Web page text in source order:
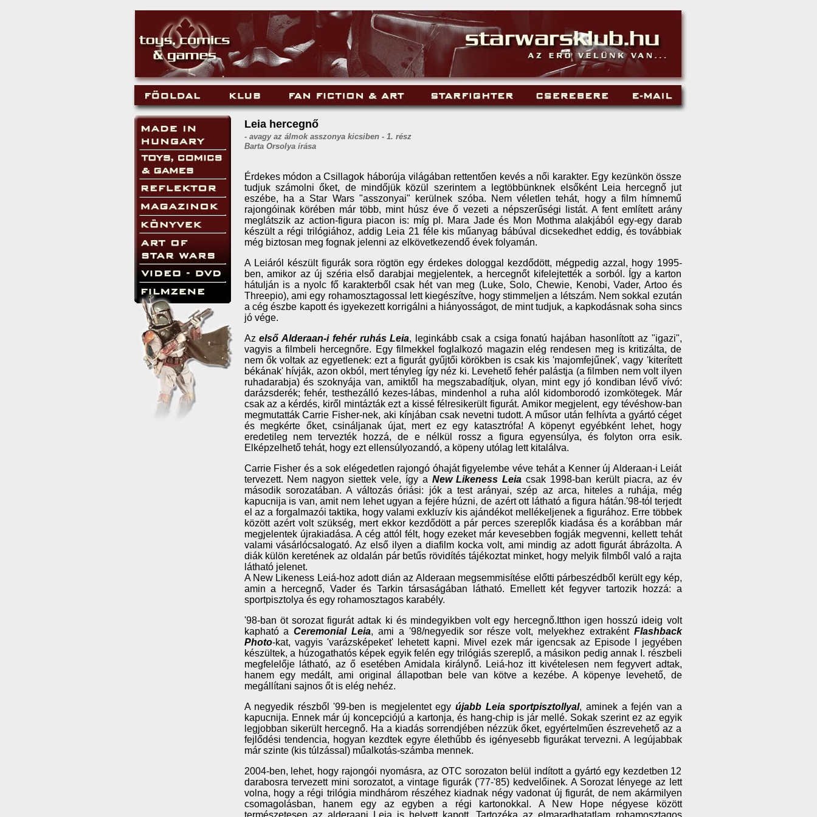
Leia hercegnő
- avagy az álmok asszonya kicsiben- 1. rész
Barta Orsolya írása
Érdekes módon a Csillagok háborúja világában rettentően kevés a női karakter. Egy kezünkön össze
tudjuk számolni őket, de mindőjük közül szerintem a legtöbbünknek elsőként Leia hercegnő jut
eszébe, ha a Star Wars "asszonyai" kerülnek szóba. Nem véletlen tehát, hogy a film hímnemű
rajongóinak körében már több, mint húsz éve ő vezeti a népszerűségi listát. A fent említett arány
meglátszik az action-figura piacon is: míg pl. Mara Jade és Mon Mothma alakjából egy-egy darab
készült a régi trilógiához, addig Leia 21 féle kis műanyag bábúval dicsekedhet eddig, és továbbiak
még biztosan meg fognak jelenni az elkövetkezendő évek folyamán.
A Leiáról készült figurák sora rögtön egy érdekes dologgal kezdődött, mégpedig azzal, hogy 1995-
ben, amikor az új széria első darabjai megjelentek, a hercegnőt kifelejtették a sorból. Így a karton
hátulján is a nyolc fő karakterből csak hét van meg (Luke, Solo, Chewie, Kenobi, Vader, Artoo és
Threepio), ami egy rohamosztagossal lett kiegészítve, hogy stimmeljen a létszám. Nem sokkal ezután
a cég észbe kapott és igyekezett korrigálni a hiányosságot, de mint tudjuk, a kapkodásnak soha sincs
jó vége.
Azelső Alderaan-i fehér ruhás Leia, leginkább csak a csiga fonatú hajában hasonlított az "igazi",
vagyis a filmbeli hercegnőre. Egy filmekkel foglalkozó magazin elég rendesen meg is kritizálta, de
nem ők voltak az egyetlenek: ezt a figurát gyűjtői körökben is csak kis 'majomfejűnek', vagy 'kiterített
békának' hívják, azon okból, mert tényleg így néz ki. Levehető fehér palástja (a filmben nem volt ilyen
ruhadarabja) és szoknyája van, amiktől ha megszabadítjuk, olyan, mint egy jó kondiban lévő vívó:
darázsderék; fehér, testhezálló kezes-lábas, mindenhol a ruha alól kidomborodó izomkötegek. Már
csak az a kérdés, kiről mintázták ezt a kissé félresikerült figurát. Amikor megjelent, egy tévéshow-ban
megmutatták Carrie Fisher-nek, aki kínjában csak nevetni tudott. A műsor után felhívta a gyártó céget
és megkérte őket, csináljanak újat, mert ez egy katasztrófa! A köpenyt egyébként lehet, hogy
eredetileg nem tervezték hozzá, de e nélkül rossz a figura egyensúlya, és folyton orra esik.
Elképzelhető tehát, hogy ezt ellensúlyozandó, a köpeny utólag lett kitalálva.
Carrie Fisher és a sok elégedetlen rajongó óhaját figyelembe véve tehát a Kenner új Alderaan-i Leiát
tervezett. Nem nagyon siettek vele, így a New Likeness Leia csak 1998-ban került piacra, az év
második sorozatában. A változás óriási: jók a test arányai, szép az arca, hiteles a ruhája, még
kapucnija is van, amit nem lehet ugyan a fejére húzni, de azért ott látható a figura hátán.'98-tól terjedt
el az a forgalmazói taktika, hogy valami exkluzív kis ajándékot mellékeljenek a figurához. Erre többek
között azért volt szükség, mert ekkor kezdődött a pár perces szereplők kiadása és a korábban már
megjelentek újrakiadása. A cég attól félt, hogy ezeket már kevesebben fogják megvenni, kellett tehát
valami vásárlócsalogató. Az első ilyen a diafilm kocka volt, ami mindig az adott figurát ábrázolta. A
diák külön keretének az oldalán pár betűs rövidítés tájékoztat minket, hogy melyik filmből való a rajta
látható jelenet.
A New Likeness Leiá-hoz adott dián az Alderaan megsemmisítése előtti párbeszédből került egy kép,
amin a hercegnő, Vader és Tarkin társaságában látható. Emellett két fegyver tartozik hozzá: a
sportpisztolya és egy rohamosztagos karabély.
'98-ban öt sorozat figurát adtak ki és mindegyikben volt egy hercegnő.Itthon igen hosszú ideig volt
kapható aCeremonial Leia, ami a '98/negyedik sor része volt, melyekhez extraként Flashback
Photo-kat, vagyis 'varázsképeket' lehetett kapni. Mivel ezek már igencsak az Episode I jegyében
készültek, a húzogathatós képek egyik felén egy trilógiás szereplő, a másikon pedig annak I. részbeli
megfelelője látható, az ő esetében Amidala királynő. Leiá-hoz itt kivételesen nem fegyvert adtak,
hanem egy medált, ami original állapotban bele van kötve a kezébe. A köpenye levehető, de
megállítani sajnos őt is elég nehéz.
A negyedik részből '99-ben is megjelentet egy újabb Leia sportpisztollyal, aminek a fején van a
kapucnija. Ennek már új koncepciójú a kartonja, és hang-chip is jár mellé. Sokak szerint ez az egyik
legjobban sikerült hercegnő. Ha a kiadás sorrendjében nézzük őket, egyértelműen észrevehető az a
fejlődési tendencia, hogyan kezdtek egyre élethűbb és igényesebb figurákat tervezni. A legújabbak
már szinte (kis túlzással) műalkotás-számba mennek.
2004-ben, lehet, hogy rajongói nyomásra, az OTC sorozaton belül indított a gyártó egy kezdetben 12
darabosra tervezett mini sorozatot, a vintage figurák ('77-'85) kedvelőinek. A Sorozat lényege az lett
volna, hogy a régi trilógia mindhárom részéhez kiadnak négy vadonat új figurát, de nem akármilyen
csomagolásban, hanem egy az egyben a régi kartonokkal. A New Hope négyese között
természetesen az alderaani Leia is helyett kapott. Tartozéka az elmaradhatatlam rohamosztagos